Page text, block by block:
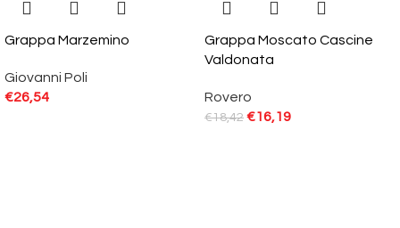
Grappa Marzemino
Giovanni Poli
€26,54
Grappa Moscato Cascine
Valdonata
Rovero
€18,42 €16,19